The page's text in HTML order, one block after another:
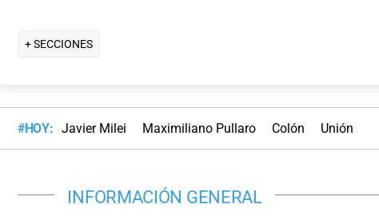
+ SECCIONES
#HOY: Javier Milei Maximiliano Pullaro Colón Unión
INFORMACIÓN GENERAL